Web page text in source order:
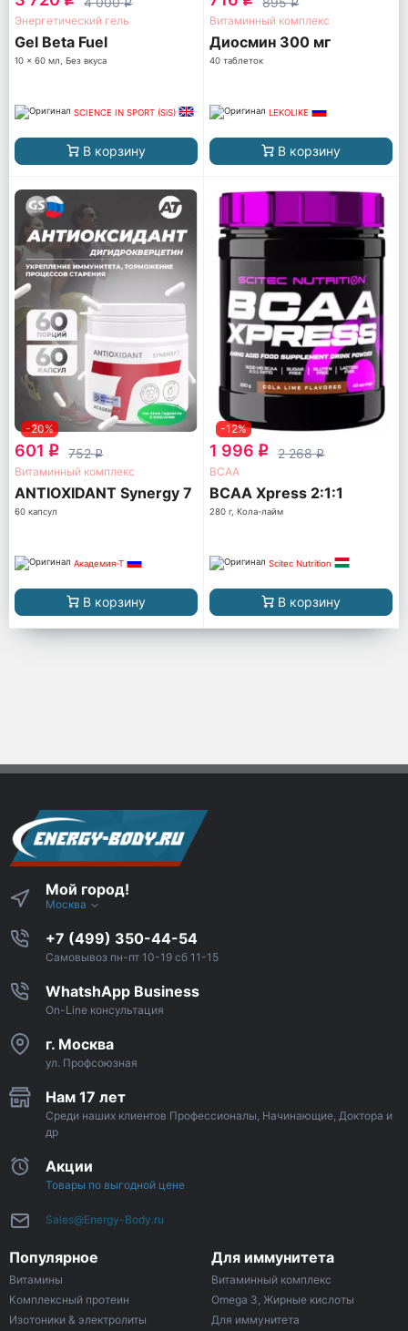
q
Энергетический гель
Gel Beta Fuel
10 x 60 мл, Без вкуса
SCIENCE IN SPORT (SiS)
В корзину
q
Витаминный комплекс
Диосмин 300 мг
40 таблеток
LEKOLIKE
В корзину
-20%
601 q 752q
Витаминный комплекс
ANTIOXIDANT Synergy 7
60 капсул
Академия-Т
В корзину
-12%
1 996 q 2 268q
ВСАА
BCAA Xpress 2:1:1
280 г, Кола-лайм
Scitec Nutrition
В корзину
Мой город!
Москва
+7 (499) 350-44-54
Самовывоз пн-пт 10-19 сб 11-15
WhatshApp Business
On-Line консультация
г. Москва
ул. Профсоюзная
Нам 17 лет
Среди наших клиентов Профессионалы, Начинающие, Доктора и
др
Акции
Товары по выгодной цене
Sales@Energy-Body.ru
Популярное
Витамины
Комплексный протеин
Изотоники & электролиты
Для иммунитета
Витаминный комплекс
Omega 3, Жирные кислоты
Для иммунитета